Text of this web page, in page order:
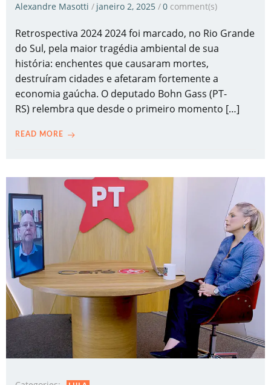
Alexandre Masotti / janeiro 2, 2025 /0 comment(s)
Retrospectiva 2024 2024 foi marcado, no Rio Grande
do Sul, pela maior tragédia ambiental de sua
história: enchentes que causaram mortes,
destruíram cidades e afetaram fortemente a
economia gaúcha. O deputado Bohn Gass (PT-
RS) relembra que desde o primeiro momento […]
READ MORE